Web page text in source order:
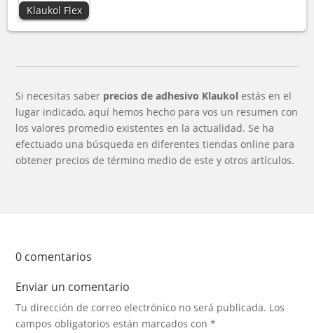
Klaukol Flex
Si necesitas saber precios de adhesivo Klaukol estás en el
lugar indicado, aquí hemos hecho para vos un resumen con
los valores promedio existentes en la actualidad. Se ha
efectuado una búsqueda en diferentes tiendas online para
obtener precios de término medio de este y otros artículos.
0 comentarios
Enviar un comentario
Tu dirección de correo electrónico no será publicada. Los
campos obligatorios están marcados con*